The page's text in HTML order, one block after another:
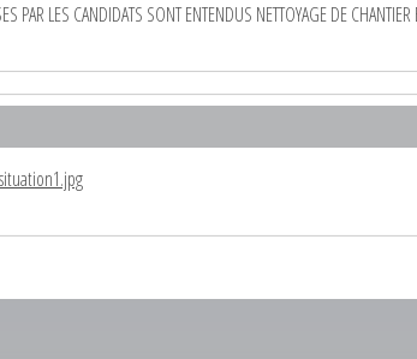
PAR LES CANDIDATS SONT ENTENDUS NETTOYAGE DE CHANTIER